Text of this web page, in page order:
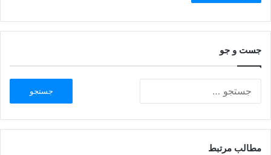
جست و جو
مطالب مرتبط